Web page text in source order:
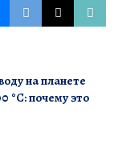
на планете
°C: почему это